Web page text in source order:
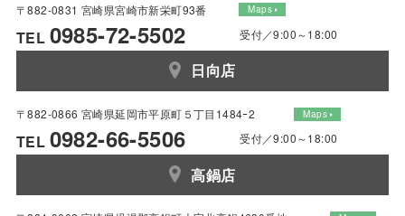
〒882-0831 宮崎県宮崎市新栄町93番 Maps
TEL 0985-72-5502 受付／9:00～18:00
日向店
〒882-0866 宮崎県延岡市平原町５丁目1484ｰ2 Maps
TEL 0982-66-5506 受付／9:00～18:00
高鍋店